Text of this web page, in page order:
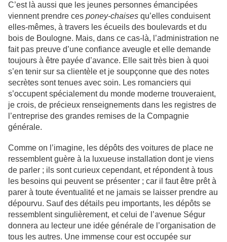
C’est là aussi que les jeunes personnes émancipées
viennent prendre ces poney-chaises qu’elles conduisent
elles-mêmes, à travers les écueils des boulevards et du
bois de Boulogne. Mais, dans ce cas-là, l’administration ne
fait pas preuve d’une confiance aveugle et elle demande
toujours à être payée d’avance. Elle sait très bien à quoi
s’en tenir sur sa clientèle et je soupçonne que des notes
secrètes sont tenues avec soin. Les romanciers qui
s’occupent spécialement du monde moderne trouveraient,
je crois, de précieux renseignements dans les registres de
l’entreprise des grandes remises de la Compagnie
générale.
Comme on l’imagine, les dépôts des voitures de place ne
ressemblent guère à la luxueuse installation dont je viens
de parler ; ils sont curieux cependant, et répondent à tous
les besoins qui peuvent se présenter ; car il faut être prêt à
parer à toute éventualité et ne jamais se laisser prendre au
dépourvu. Sauf des détails peu importants, les dépôts se
ressemblent singulièrement, et celui de l’avenue Ségur
donnera au lecteur une idée générale de l’organisation de
tous les autres. Une immense cour est occupée sur